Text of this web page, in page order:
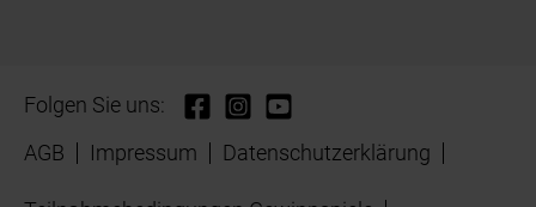
Folgen Sie uns:
AGB
Impressum Datenschutzerklärung